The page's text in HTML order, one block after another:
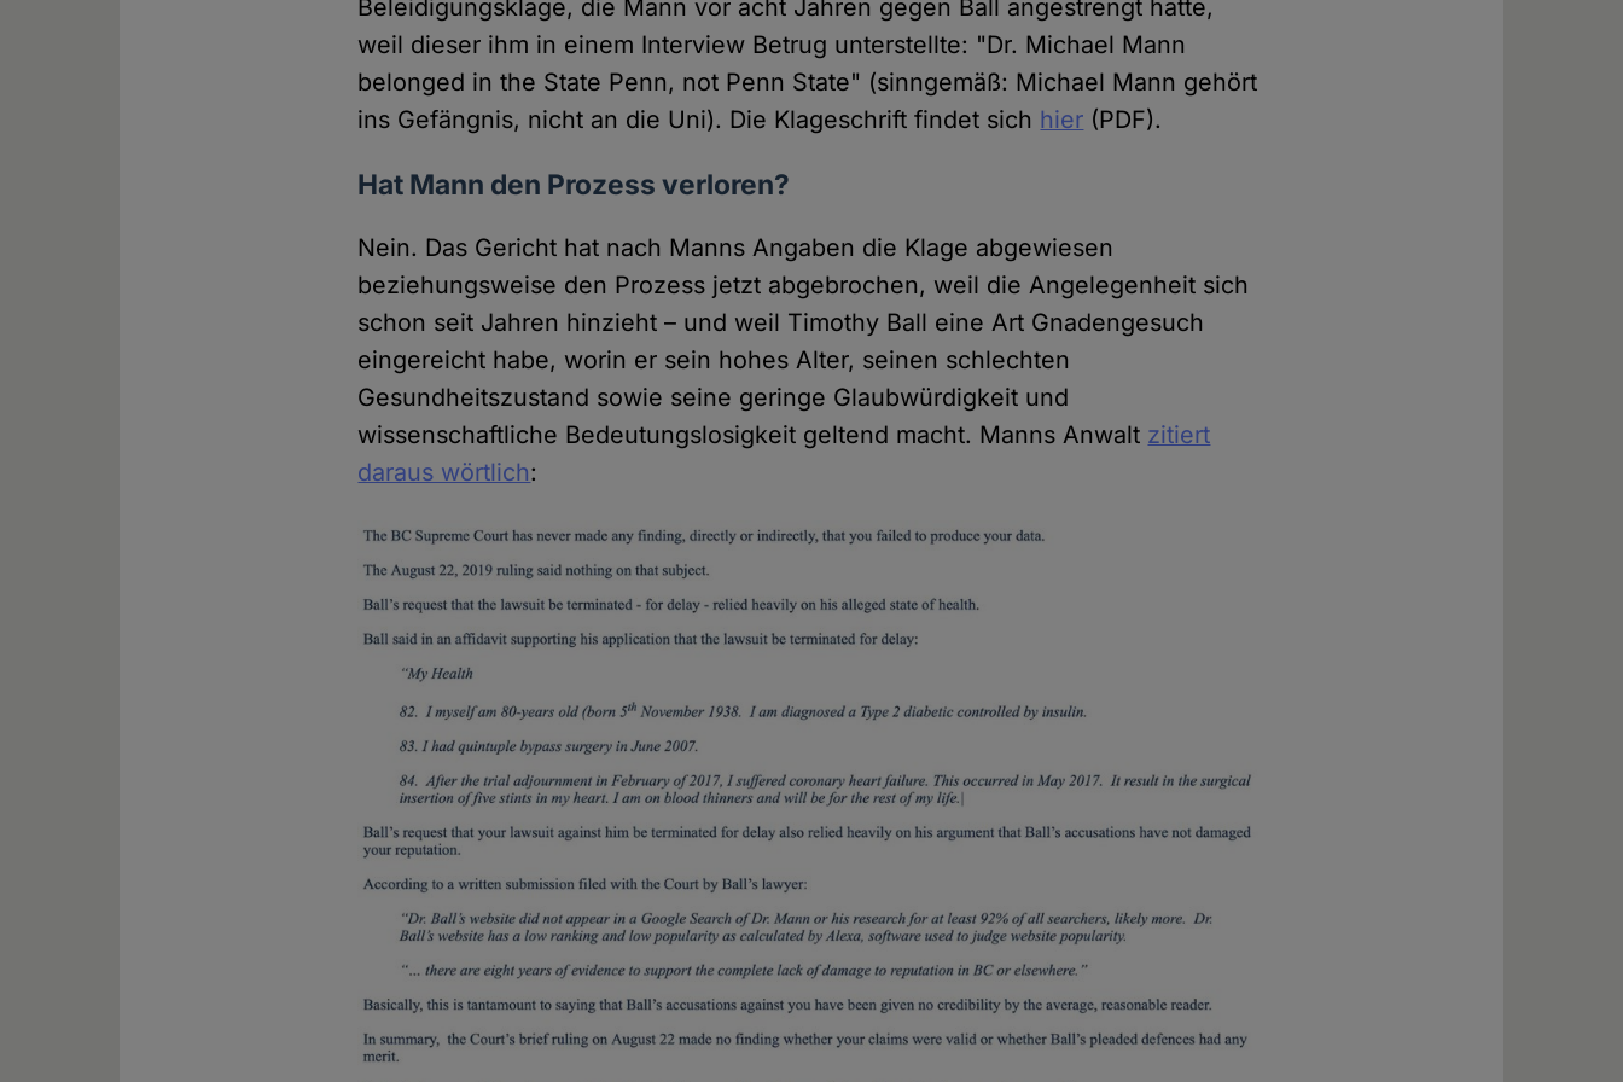
Beleidigungsklage, die Mann vor acht Jahren gegen Ball angestrengt hatte,
weil dieser ihm in einem Interview Betrug unterstellte: "Dr. Michael Mann
belonged in the State Penn, not Penn State" (sinngemäß: Michael Mann gehört
ins Gefängnis, nicht an die Uni). Die Klageschrift findet sich hier (PDF).
Hat Mann den Prozess verloren?
Nein. Das Gericht hat nach Manns Angaben die Klage abgewiesen
beziehungsweise den Prozess jetzt abgebrochen, weil die Angelegenheit sich
schon seit Jahren hinzieht – und weil Timothy Ball eine Art Gnadengesuch
eingereicht habe, worin er sein hohes Alter, seinen schlechten
Gesundheitszustand sowie seine geringe Glaubwürdigkeit und
wissenschaftliche Bedeutungslosigkeit geltend macht. Manns Anwalt zitiert
daraus wörtlich: